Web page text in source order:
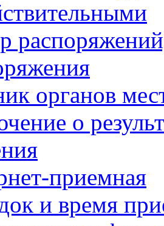
органов
о
приемная
и время